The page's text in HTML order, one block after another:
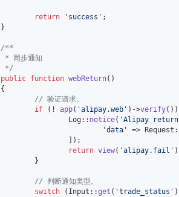
return ' success ' ;
/**
	 * 同步通知
	 */
public function webReturn()
// 验证请求。
if (! app( 'alipay.web ' )->verify
			Log::
notice( 'Alipay
'data ' =>
return view( 'alipay.fail '
// 判断通知类型。
switch (Input::get ( 'trade_status '